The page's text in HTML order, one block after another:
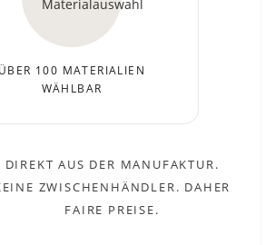
ÜBER 100 MATERIALIEN
WÄHLBAR
DIREKT AUS DER MANUFAKTUR.
ZWISCHENHÄNDLER. DAHER
FAIRE PREISE.